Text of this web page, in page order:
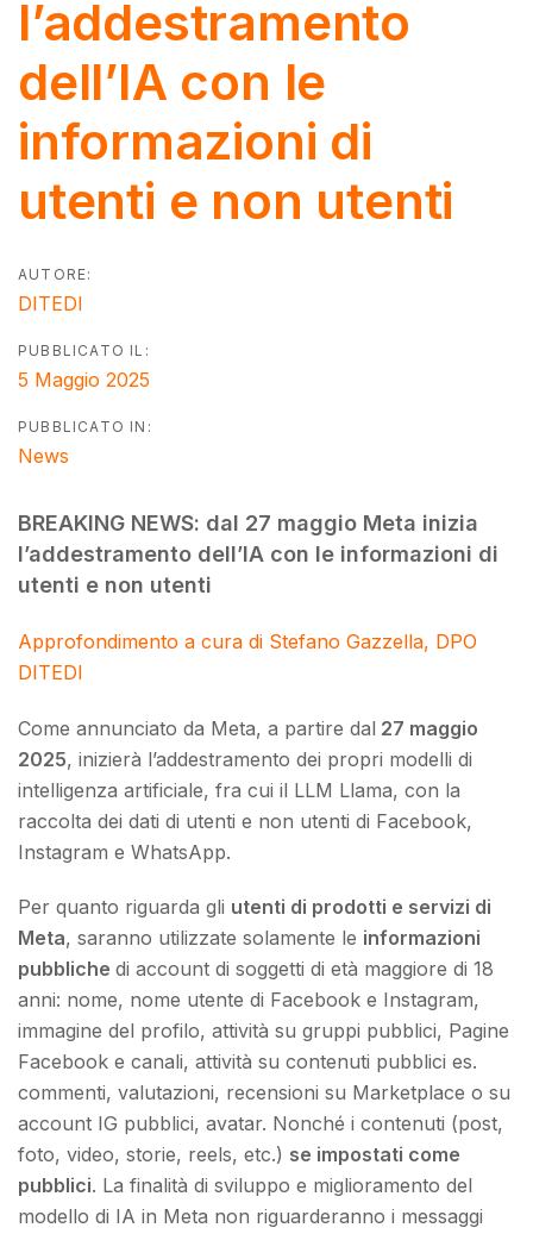
l’addestramento
dell’IA con le
informazioni di
utenti e non utenti
AUTORE:
DITEDI
PUBBLICATO IL:
5 Maggio 2025
PUBBLICATO IN:
News
BREAKING NEWS: dal 27 maggio Meta inizia
l’addestramento dell’IA con le informazioni di
utenti e non utenti
Approfondimento a cura di Stefano Gazzella, DPO
DITEDI
Come annunciato da Meta, a partire dal 27 maggio
2025, inizierà l’addestramento dei propri modelli di
intelligenza artificiale, fra cui il LLM Llama, con la
raccolta dei dati di utenti e non utenti di Facebook,
Instagram e WhatsApp.
Per quanto riguarda gli utenti di prodotti e servizi di
Meta, saranno utilizzate solamente le informazioni
pubbliche di account di soggetti di età maggiore di 18
anni: nome, nome utente di Facebook e Instagram,
immagine del profilo, attività su gruppi pubblici, Pagine
Facebook e canali, attività su contenuti pubblici es.
commenti, valutazioni, recensioni su Marketplace o su
account IG pubblici, avatar. Nonché i contenuti (post,
foto, video, storie, reels, etc.) se impostati come
pubblici. La finalità di sviluppo e miglioramento del
modello di IA in Meta non riguarderanno i messaggi